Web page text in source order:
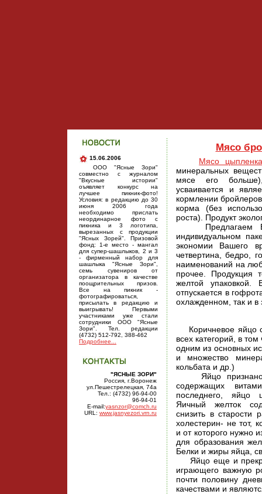
15.06.2006
ООО "Ясные Зори"
совместно с журналом
"Вкусные истории"
оъявляет конкурс на
лучшее пикник-фото!
Условия: в редакцию до 30
июня 2006 года
необходимо прислать
неординарное фото с
пикника и 3 логотипа,
вырезанных с продукции
"Ясных Зорей". Призовой
фонд: 1-е место - мангал
для супер-шашлыков, 2 и 3
- фирменный набор для
шашлыка "Ясные Зори",
семь сувениров от
организатора в качестве
поощрительных призов.
Все на пикник -
фотографироваться,
присылать в редакцию и
выигрывать! Первыми
участниками уже стали
сотрудники ООО "Ясные
Зори". Тел. редакции
(4732) 512-792, 388-462
Подробнее...
"ЯСНЫЕ ЗОРИ"
Россия, г.Воронеж
ул.Пешестрелецкая, 74а
Тел.: (4732) 96-94-00
96-94-01
E-mail:yasnzor@comch.ru
URL: www.jasnyezori.vrn.ru
Мясо
Мясо
минеральных
мясе его
усваивается и
кормлении
корма (без
роста). Продукт
Предлагаем
индивидуальном
экономии Вашего
четвертина, бедро,
наименований на
прочее. Продукция
желтой
отпускается в
охлажденном, так и
Коричневое яйцо с
всех категорий, в
одним из основных
и множество
кольбата и др.)
Яйцо признано
содержащих
последнего, яйцо
Яичный желток
снизить в старости
холестерин- не тот,
и от которого нужно
для образования
Белки и жиры яйца,
Яйцо еще и
играющего важную
почти половину
качествами и